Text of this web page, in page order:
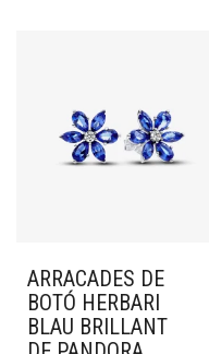
ARRACADES DE
BOTÓ HERBARI
BLAU BRILLANT